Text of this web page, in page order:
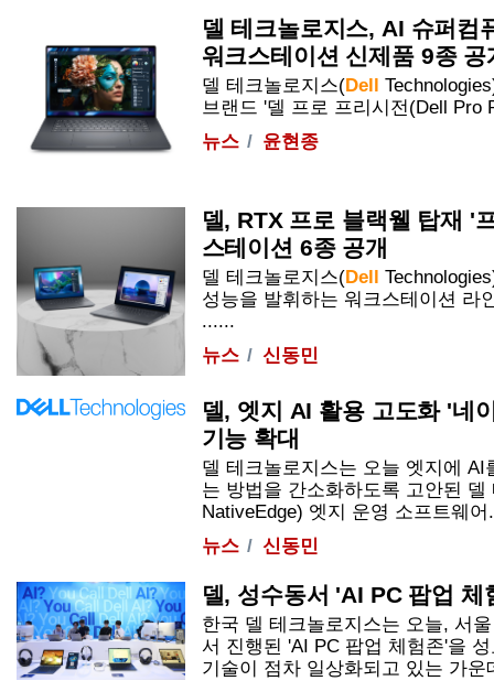
델 테크놀로지스, AI 슈퍼컴
워크스테이션 신제품 9종 공
델 테크놀로지스(Dell
브랜드 '델 프로 프리시전(Dell Pro
뉴스
윤현종
델, RTX 프로 블랙웰 탑재 '
스테이션 6종 공개
델 테크놀로지스(Dell
성능을 발휘하는 워크스테이션 라
......
뉴스
신동민
델, 엣지 AI 활용 고도화 '네
기능 확대
델 테크놀로지스는 오늘 엣지에
는 방법을 간소화하도록 고안된 델
NativeEdge) 엣지 운영 소프트웨어
뉴스
신동민
델, 성수동서 'AI PC 팝업
한국 델 테크놀로지스는 오늘, 서
서 진행된 'AI PC 팝업 체험존'을
기술이 점차 일상화되고 있는 가